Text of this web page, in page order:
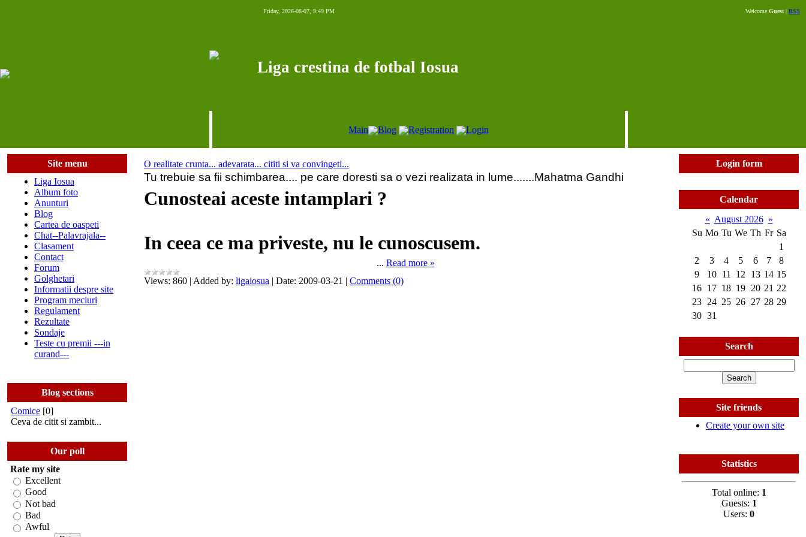
Friday, 2026-08-07, 9:49 PM Welcome Guest | RSS
Liga crestina de fotbal Iosua
Main Blog Registration Login
Site menu
Liga Iosua
Album foto
Anunturi
Blog
Cartea de oaspeti
Chat--Palavrajala--
Clasament
Contact
Forum
Golghetari
Informatii despre site
Program meciuri
Regulament
Rezultate
Sondaje
Teste cu premii ---in
curand---
Blog sections
Comice [0]
Ceva de citit si zambit...
Our poll
Rate my site
Excellent
Good
Not bad
Bad
Awful
O realitate crunta... adevarata... cititi si va convingeti...
Tu trebuie sa fii schimbarea.... pe care doresti sa o vezi realizata in lume.......Mahatma Gandhi
Cunosteai aceste intamplari ?
In ceea ce ma priveste, nu le cunoscusem.
... Read more »
Views: 860 | Added by: ligaiosua | Date: 2009-03-21 | Comments (0)
Login form
Calendar
« August 2026 »
Su Mo Tu We Th Fr Sa
1
2
3 4 5 6 7
8
9
10 11 12 13 14 15
16 17 18 19 20 21 22
23 24 25 26 27 28 29
30 31
Search
Site friends
Create your own site
Statistics
Total online: 1
Guests: 1
Users: 0